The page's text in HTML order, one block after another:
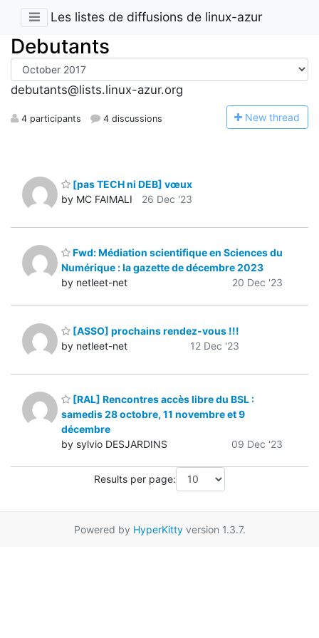
Les listes de diffusions de linux-azur
Debutants
debutants@lists.linux-azur.org
4 participants 4 discussions New thread
[pas TECH ni DEB] vœux
by MC FAIMALI
26 Dec '23
Fwd: Médiation scientifique en Sciences du
Numérique : la gazette de décembre 2023
by netleet-net
20 Dec '23
[ASSO] prochains rendez-vous !!!
by netleet-net
12 Dec '23
[RAL] Rencontres accès libre du BSL :
samedis 28 octobre, 11 novembre et 9
décembre
by sylvio DESJARDINS
09 Dec '23
Results per page:
Powered by HyperKittyversion 1.3.7.